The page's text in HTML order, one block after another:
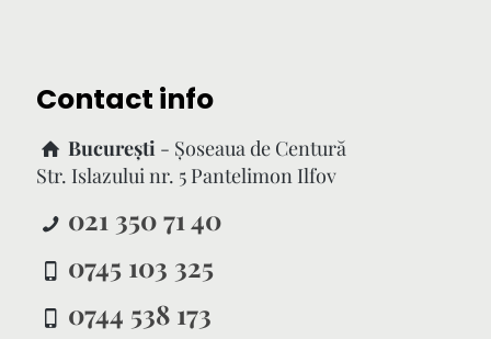
Contact info
București - Şoseaua de Centură
Str. Islazului nr. 5 Pantelimon Ilfov
021 350 71 40
0745 103 325
0744 538 173